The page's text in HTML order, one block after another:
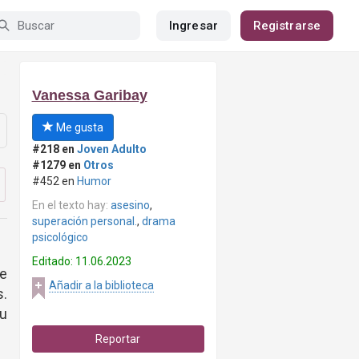
Ingresar Registrarse
Vanessa Garibay
Me gusta
#218 en Joven Adulto
#1279 en Otros
#452 en Humor
En el texto hay: asesino,
superación personal. , drama
psicológico
Editado: 11.06.2023
Añadir a la biblioteca
Reportar